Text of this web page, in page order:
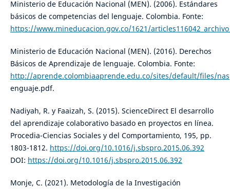
Ministerio de Educación Nacional (MEN). (2006). Estándares
básicos de competencias del lenguaje. Colombia. Fonte:
https://www.mineducacion.gov.co/1621/
Ministerio de Educación Nacional (MEN). (2016). Derechos
Básicos de Aprendizaje de lenguaje. Colombia. Fonte:
http://aprende.colombiaaprende.edu.co/sites/default/files/
enguaje.pdf.
Nadiyah, R. y Faaizah, S. (2015). ScienceDirect El desarrollo
del aprendizaje colaborativo basado en proyectos en línea.
Procedia-Ciencias Sociales y del Comportamiento, 195, pp.
1803-1812. https://doi.org/10.1016/j.sbspro.2015.06.392
DOI: https://doi.org/10.1016/j.sbspro.2015.06.392
Monje, C. (2021). Metodología de la Investigación